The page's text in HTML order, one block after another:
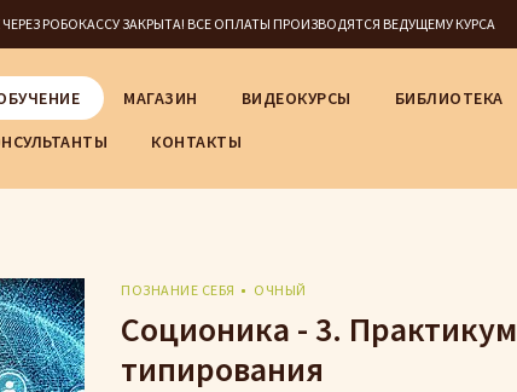
ЧЕРЕЗ РОБОКАССУ ЗАКРЫТА! ВСЕ ОПЛАТЫ ПРОИЗВОДЯТСЯ ВЕДУЩЕМУ КУРСА
МАГАЗИН ВИДЕОКУРСЫ БИБЛИОТЕКА
КОНТАКТЫ
ПОЗНАНИЕ СЕБЯ ОЧНЫЙ
Соционика - 3. Практикум
типирования